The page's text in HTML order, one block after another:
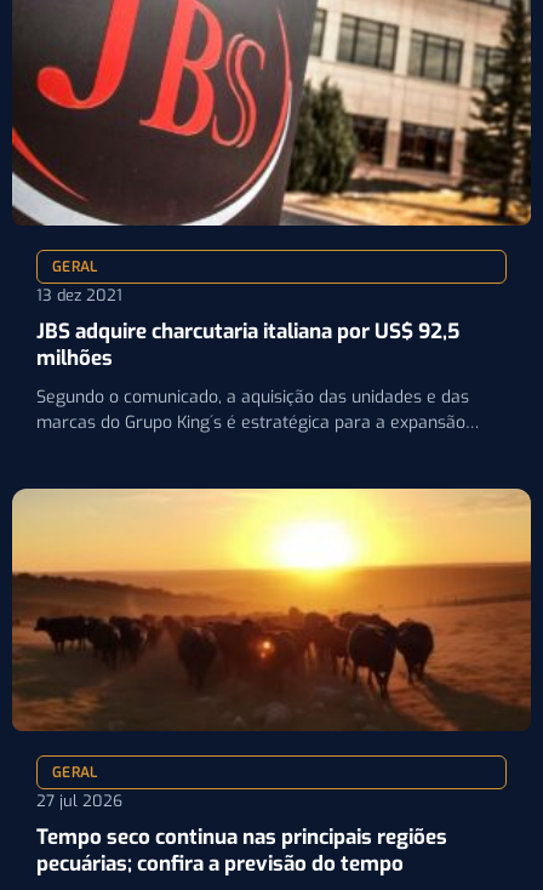
GERAL
13 dez 2021
JBS adquire charcutaria italiana por US$ 92,5
milhões
Segundo o comunicado, a aquisição das unidades e das
marcas do Grupo King´s é estratégica para a expansão…
GERAL
27 jul 2026
Tempo seco continua nas principais regiões
pecuárias; confira a previsão do tempo